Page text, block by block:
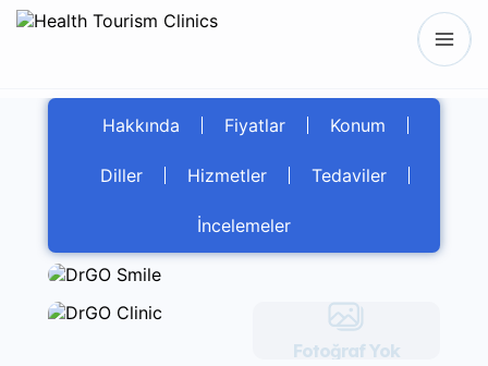
Hakkında Fiyatlar Konum
Diller Hizmetler Tedaviler
İncelemeler
Fotoğraf Yok